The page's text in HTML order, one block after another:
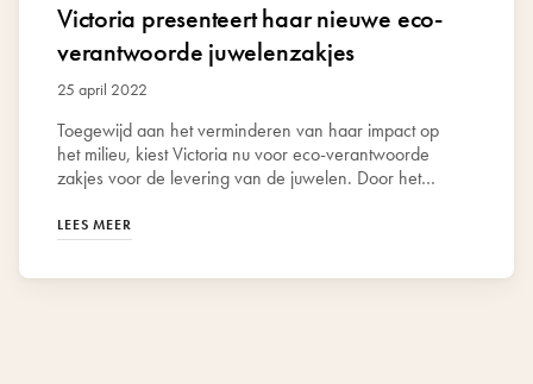
Victoria presenteert haar nieuwe eco-
verantwoorde juwelenzakjes
25 april 2022
Toegewijd aan het verminderen van haar impact op
het milieu, kiest Victoria nu voor eco-verantwoorde
zakjes voor de levering van de juwelen. Door het
grondstof te gebruiken.
LEES MEER